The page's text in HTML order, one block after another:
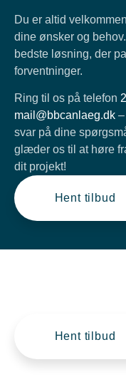
Du er altid
dine ønsker og
bedste løsning, der
forventninger.
Ring til os på telefon
mail@bbcanlaeg.dk
svar på dine
glæder os til at høre
dit projekt!
Hent tilbud
Hent tilbud